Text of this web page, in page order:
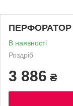
ПЕРФОРАТОР
В наявності
Роздріб
3 886 ₴